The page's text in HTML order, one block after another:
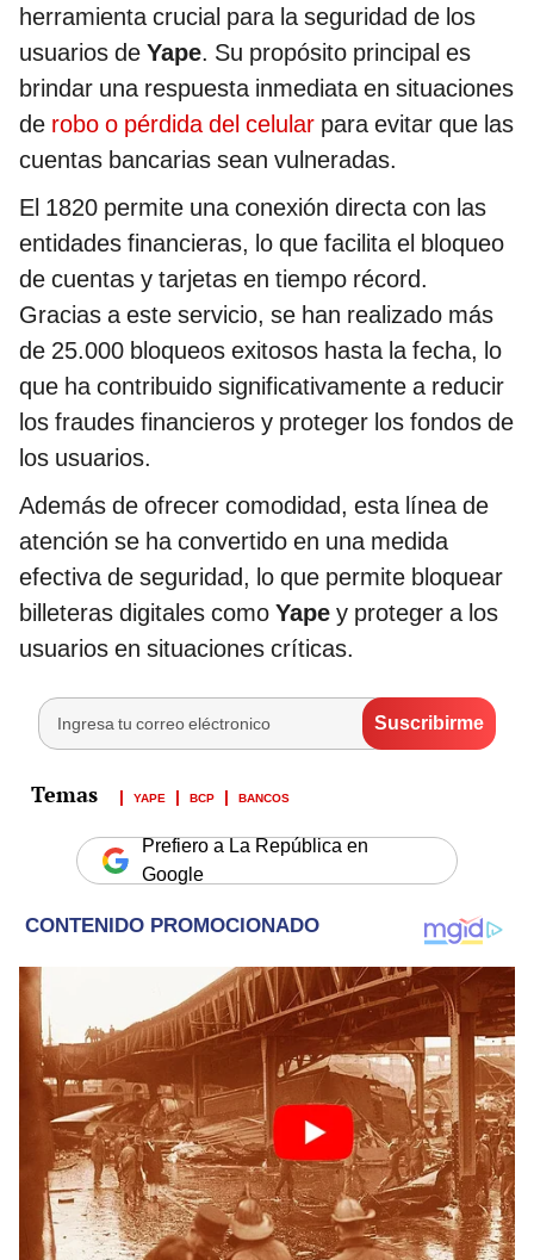
herramienta crucial para la seguridad de los
usuarios de Yape. Su propósito principal es
brindar una respuesta inmediata en situaciones
de robo o pérdida del celular para evitar que las
cuentas bancarias sean vulneradas.
El 1820 permite una conexión directa con las
entidades financieras, lo que facilita el bloqueo
de cuentas y tarjetas en tiempo récord.
Gracias a este servicio, se han realizado más
de 25.000 bloqueos exitosos hasta la fecha, lo
que ha contribuido significativamente a reducir
los fraudes financieros y proteger los fondos de
los usuarios.
Además de ofrecer comodidad, esta línea de
atención se ha convertido en una medida
efectiva de seguridad, lo que permite bloquear
billeteras digitales como Yape y proteger a los
usuarios en situaciones críticas.
YAPE BCP BANCOS
Prefiero a La República en
Google